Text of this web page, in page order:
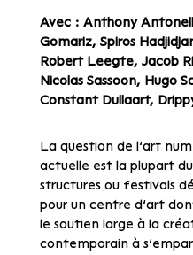
Avec : Anthony
Gomariz, Spiros
Robert Leegte, Jacob
Nicolas Sassoon, Hugo
Constant Dullaart,
La question de l’art
actuelle est la plupart
structures ou festivals
pour un centre d’art
le soutien large à la
contemporain à